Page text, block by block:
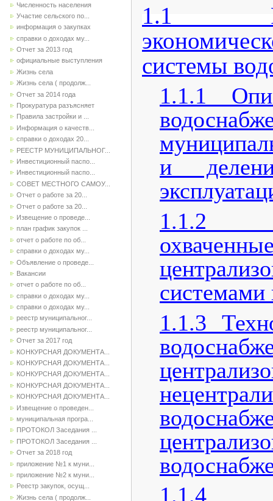
Численность населения
Участие сельского по...
информация о закупках
справки о доходах му...
Отчет за 2013 год
официальные выступления
Жизнь села
Жизнь села ( продолж...
Отчет за 2014 года
Прокуратура разъясняет
Правила застройки и ...
Информация о качеств...
справки о доходах 20...
РЕЕСТР МУНИЦИПАЛЬНОГ...
Инвестиционный паспо...
Инвестиционный паспо...
СОВЕТ МЕСТНОГО САМОУ...
Отчет о работе за 20...
Отчет о работе за 20...
Извещение о проведе...
план график закупок ...
отчет о работе по об...
справки о доходах му...
Объявление о проведе...
Вакансии
отчет о работе по об...
справки о доходах му...
справки о доходах му...
реестр муниципальног...
реестр муниципальног...
Отчет за 2017 год
КОНКУРСНАЯ ДОКУМЕНТА...
КОНКУРСНАЯ ДОКУМЕНТА...
КОНКУРСНАЯ ДОКУМЕНТА...
КОНКУРСНАЯ ДОКУМЕНТА...
КОНКУРСНАЯ ДОКУМЕНТА...
Извещение о проведен...
муниципальная програ...
ПРОТОКОЛ Заседания ...
ПРОТОКОЛ Заседания ...
Отчет за 2018 год
приложение №1 к муни...
приложение №2 к муни...
Реестр закупок, осущ...
Жизнь села ( продолж...
1.1
системы
1.1.1
и
1.1.2
системами
1.1.3
1.1.4